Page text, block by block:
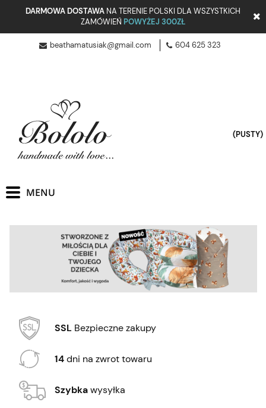
DARMOWA DOSTAWA NA TERENIE POLSKI DLA WSZYSTKICH
ZAMÓWIEŃ POWYŻEJ 300ZŁ
beathamatusiak@gmail.com 604 625 323
(PUSTY)
SSL Bezpieczne zakupy
14dni na zwrot towaru
Szybkawysyłka